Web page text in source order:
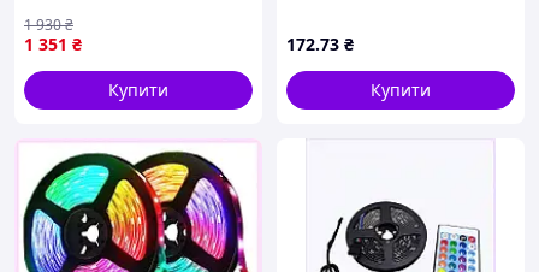
1 351 ₴
1 930₴
Купити
172.73 ₴
Купити